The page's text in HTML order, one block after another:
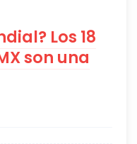
Los 18
son una